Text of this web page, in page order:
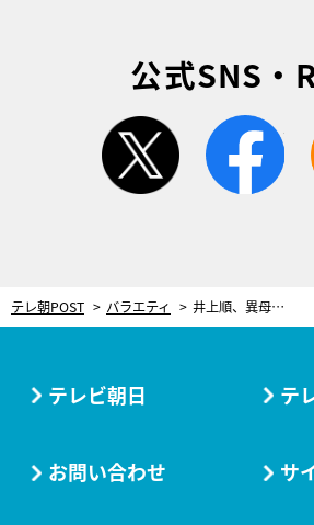
公式SNS・
twitter
テレ朝POST バラエティ 井上順、異母妹と22年ぶりに再会。喜寿を迎え“戦友”からサプライズも
テレビ朝日 テ
お問い合わせ サ